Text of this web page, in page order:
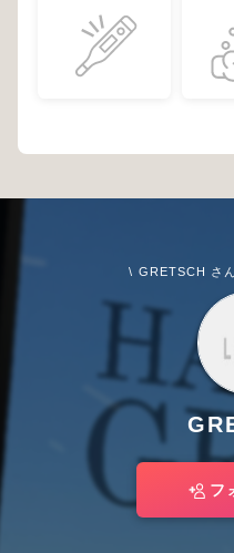
\ GRETSCH さ
フ